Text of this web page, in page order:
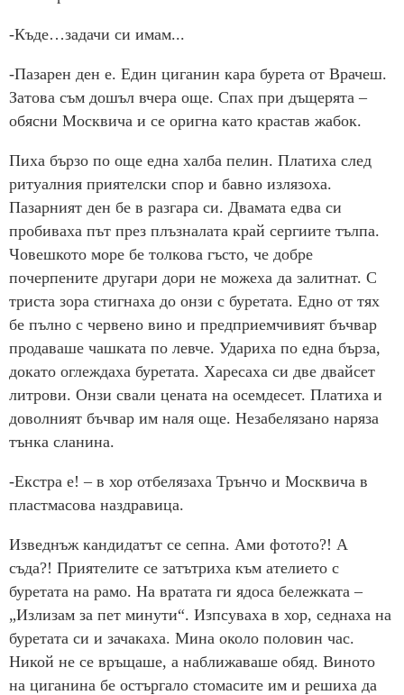
-Къде…задачи си имам...
-Пазарен ден е. Един циганин кара бурета от Врачеш.
Затова съм дошъл вчера още. Спах при дъщерята –
обясни Москвича и се оригна като крастав жабок.
Пиха бързо по още една халба пелин. Платиха след
ритуалния приятелски спор и бавно излязоха.
Пазарният ден бе в разгара си. Двамата едва си
пробиваха път през плъзналата край сергиите тълпа.
Човешкото море бе толкова гъсто, че добре
почерпените другари дори не можеха да залитнат. С
триста зора стигнаха до онзи с буретата. Едно от тях
бе пълно с червено вино и предприемчивият бъчвар
продаваше чашката по левче. Удариха по една бърза,
докато оглеждаха буретата. Харесаха си две двайсет
литрови. Онзи свали цената на осемдесет. Платиха и
доволният бъчвар им наля още. Незабелязано наряза
тънка сланина.
-Екстра е! – в хор отбелязаха Трънчо и Москвича в
пластмасова наздравица.
Изведнъж кандидатът се сепна. Ами фотото?! А
съда?! Приятелите се затътриха към ателието с
буретата на рамо. На вратата ги ядоса бележката –
„Излизам за пет минути“. Изпсуваха в хор, седнаха на
буретата си и зачакаха. Мина около половин час.
Никой не се връщаше, а наближаваше обяд. Виното
на циганина бе остъргало стомасите им и решиха да